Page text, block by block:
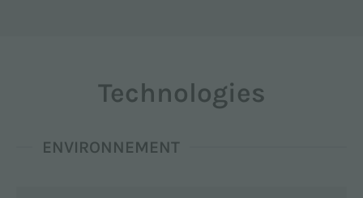
Technologies
ENVIRONNEMENT